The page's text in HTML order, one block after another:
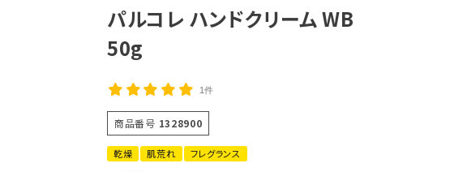
その他
パルコレ ハンドクリーム WB
50g
1件
商品番号 1328900
乾燥 肌荒れ フレグランス